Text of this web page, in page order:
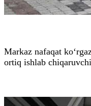
Markaz nafaqat
ortiq ishlab